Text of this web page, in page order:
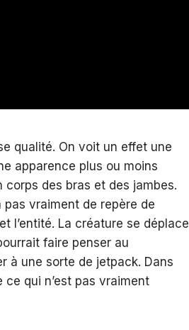
qualité. On voit un effet une
apparence plus ou moins
des bras et des jambes.
vraiment de repère de
l’entité. La créature se déplace
faire penser au
à une sorte de jetpack. Dans
qui n’est pas vraiment